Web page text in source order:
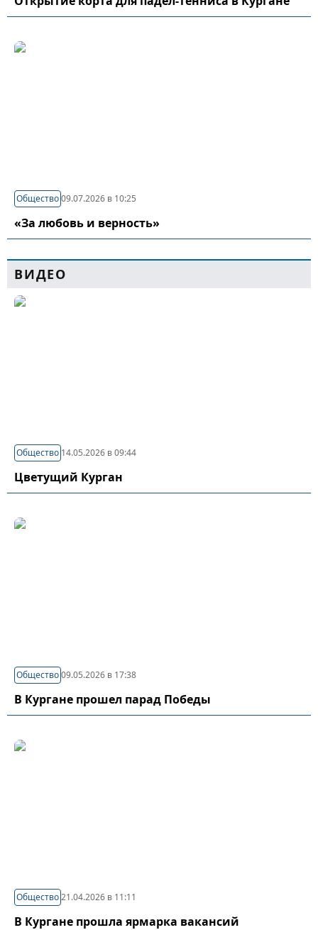
Общество09.07.2026 в 10:25
«За любовь и верность»
ВИДЕО
Общество 14.05.2026 в 09:44
Цветущий Курган
Общество09.05.2026 в 17:38
В Кургане прошел парад Победы
Общество21.04.2026 в 11:11
В Кургане прошла ярмарка вакансий